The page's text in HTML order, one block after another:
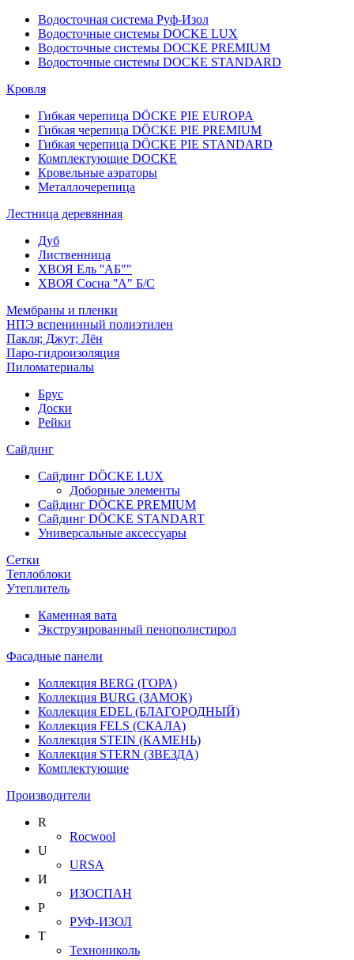
Водосточная система Руф-Изол
Водосточные системы DOCKE LUX
Водосточные системы DOCKE PREMIUM
Водосточные системы DOCKE STANDARD
Кровля
Гибкая черепица DÖCKE PIE EUROPA
Гибкая черепица DÖCKE PIE PREMIUM
Гибкая черепица DÖCKE PIE STANDARD
Комплектующие DOCKE
Кровельные аэраторы
Металлочерепица
Лестница деревянная
Дуб
Лиственница
ХВОЯ Ель ''AБ""
ХВОЯ Сосна ''A" Б/С
Мембраны и пленки
НПЭ вспенинный полиэтилен
Пакля; Джут; Лён
Паро-гидроизоляция
Пиломатериалы
Брус
Доски
Рейки
Сайдинг
Сайдинг DÖCKE LUX
Доборные элементы
Сайдинг DÖCKE PREMIUM
Сайдинг DÖCKE STANDART
Универсальные аксессуары
Сетки
Теплоблоки
Утеплитель
Каменная вата
Экструзированный пенополистирол
Фасадные панели
Коллекция BERG (ГОРА)
Коллекция BURG (ЗАМОК)
Коллекция EDEL (БЛАГОРОДНЫЙ)
Коллекция FELS (СКАЛА)
Коллекция STEIN (КАМЕНЬ)
Коллекция STERN (ЗВЕЗДА)
Комплектующие
Производители
R
Rocwool
U
URSA
И
ИЗОСПАН
Р
РУФ-ИЗОЛ
Т
Технониколь